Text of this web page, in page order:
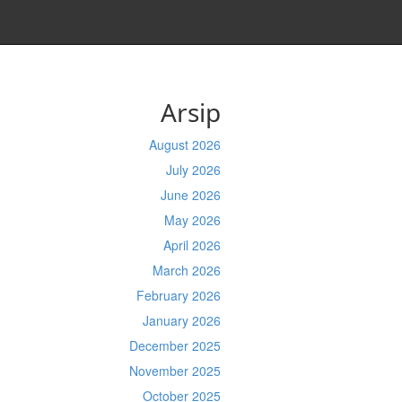
Arsip
August 2026
July 2026
June 2026
May 2026
April 2026
March 2026
February 2026
January 2026
December 2025
November 2025
October 2025